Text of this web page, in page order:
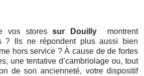
vos storessur Douilly
montrent
? Ils ne répondent plus aussi bien
hors service ? À cause de de fortes
une tentative d’cambriolage ou, tout
de son ancienneté, votre dispositif